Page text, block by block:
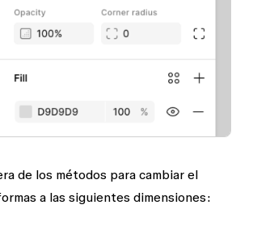
de los métodos para cambiar el
a las siguientes dimensiones: